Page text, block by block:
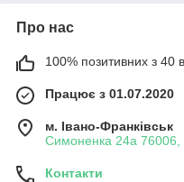
Про нас
100% позитивних з 40
Працює з 01.07.2020
м. Івано-Франківськ
Симоненка 24а 76006,
Контакти